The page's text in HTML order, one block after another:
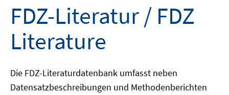
FDZ-Literatur / FDZ
Literature
Die FDZ-Literaturdatenbank umfasst neben
Datensatzbeschreibungen und Methodenberichten